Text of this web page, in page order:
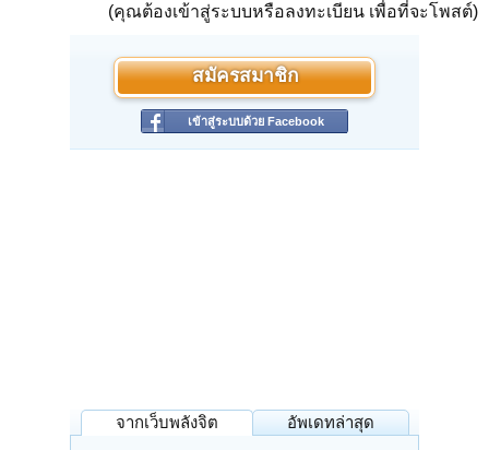
(คุณต้องเข้าสู่ระบบหรือลงทะเบียน เพื่อที่จะโพสต์)
สมัครสมาชิก
เข้าสู่ระบบด้วย Facebook
จากเว็บพลังจิต อัพเดทล่าสุด